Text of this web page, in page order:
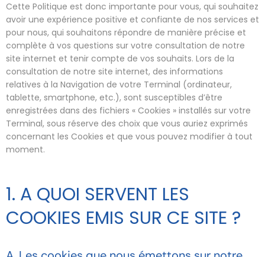
Cette Politique est donc importante pour vous, qui souhaitez
avoir une expérience positive et confiante de nos services et
pour nous, qui souhaitons répondre de manière précise et
complète à vos questions sur votre consultation de notre
site internet et tenir compte de vos souhaits. Lors de la
consultation de notre site internet, des informations
relatives à la Navigation de votre Terminal (ordinateur,
tablette, smartphone, etc.), sont susceptibles d’être
enregistrées dans des fichiers « Cookies » installés sur votre
Terminal, sous réserve des choix que vous auriez exprimés
concernant les Cookies et que vous pouvez modifier à tout
moment.
1. A QUOI SERVENT LES
COOKIES EMIS SUR CE SITE ?